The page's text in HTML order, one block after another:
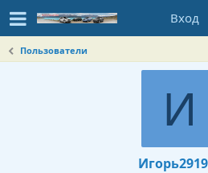
Вход
Пользователи
И